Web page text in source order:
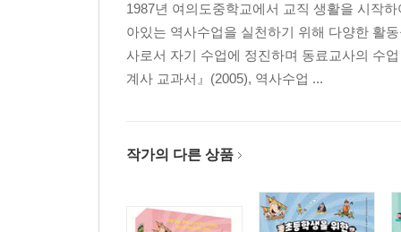
5-2. 서?논술형 평가, 어떻게 물을 것인가
5-3. 수행평가를 다시 생각한다
제6장 겨울 -함께 한 걸음, 혼자 한 발짝 가기
6-3. 교사의 독자적인 심층 연구
제7장 겨울방학 -배움의 길, 교사의 길 걷기
7. 역사를 가르치며 사는 삶
1987년 여의도중학교에서 교직 생활을 시작
아있는 역사수업을 실천하기 위해 다양한 활
사로서 자기 수업에 정진하며 동료교사의 수
계사 교과서』(2005), 역사수업 ...
작가의 다른 상품